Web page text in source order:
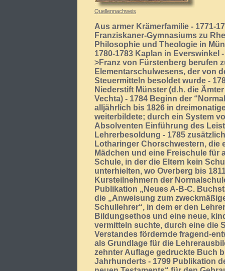
Quellennachweis
Aus armer Krämerfamilie - 1771-
Franziskaner-Gymnasiums zu
Philosophie und Theologie in
1780-1783 Kaplan in Everswinkel
>Franz von Fürstenberg berufen
Elementarschulwesens, der von
Steuermitteln besoldet wurde -
Niederstift Münster (d.h. die
Vechta) - 1784 Beginn der
alljährlich bis 1826 in
weiterbildete; durch ein System
Absolventen Einführung des
Lehrerbesoldung - 1785
Lotharinger Chorschwestern, die
Mädchen und eine Freischule für
Schule, in der die Eltern kein
unterhielten, wo Overberg bis
Kursteilnehmern der
Publikation „Neues A-B-C.
die „Anweisung zum
Schullehrer“, in dem er den
Bildungsethos und eine neue,
vermitteln suchte, durch eine die
Verstandes fördernde fragend-
als Grundlage für die
zehnter Auflage gedruckte Buch
Jahrhunderts - 1799 Publikation